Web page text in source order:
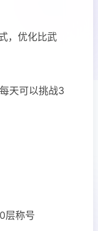
，优化比武
天可以挑战3
层称号